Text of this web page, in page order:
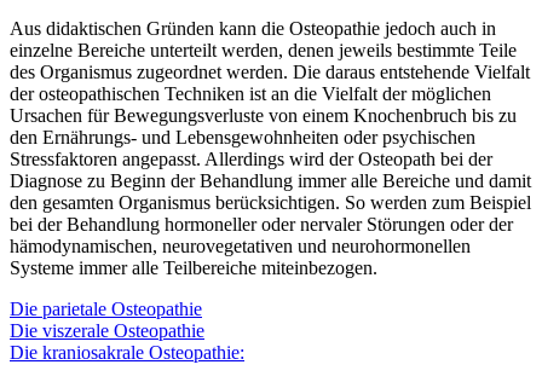
Aus didaktischen Gründen kann die Osteopathie jedoch auch in
einzelne Bereiche unterteilt werden, denen jeweils bestimmte Teile
des Organismus zugeordnet werden. Die daraus entstehende Vielfalt
der osteopathischen Techniken ist an die Vielfalt der möglichen
Ursachen für Bewegungsverluste von einem Knochenbruch bis zu
den Ernährungs- und Lebensgewohnheiten oder psychischen
Stressfaktoren angepasst. Allerdings wird der Osteopath bei der
Diagnose zu Beginn der Behandlung immer alle Bereiche und damit
den gesamten Organismus berücksichtigen. So werden zum Beispiel
bei der Behandlung hormoneller oder nervaler Störungen oder der
hämodynamischen, neurovegetativen und neurohormonellen
Systeme immer alle Teilbereiche miteinbezogen.
Die parietale Osteopathie
Die viszerale Osteopathie
Die kraniosakrale Osteopathie: